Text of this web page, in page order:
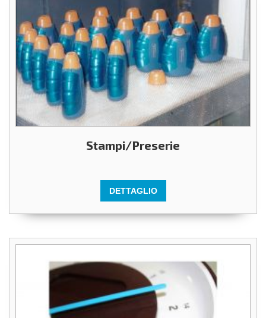
Stampi/Preserie
DETTAGLIO